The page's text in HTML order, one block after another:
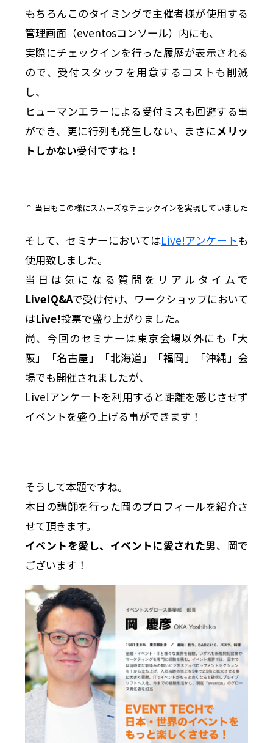
もちろんこのタイミングで主催者様が使用する
管理画面（eventosコンソール）内にも、
実際にチェックインを行った履歴が表示される
ので、受付スタッフを用意するコストも削減
し、
ヒューマンエラーによる受付ミスも回避する事
ができ、更に行列も発生しない、まさにメリッ
トしかない受付ですね！
↑ 当日もこの様にスムーズなチェックインを実現していました
そして、セミナーにおいてはLive!アンケートも
使用致しました。
当日は気になる質問をリアルタイムで
Live!Q&Aで受け付け、ワークショップにおいて
はLive!投票で盛り上がりました。
尚、今回のセミナーは東京会場以外にも「大
阪」「名古屋」「北海道」「福岡」「沖縄」会
場でも開催されましたが、
Live!アンケートを利用すると距離を感じさせず
イベントを盛り上げる事ができます！
そうして本題ですね。
本日の講師を行った岡のプロフィールを紹介さ
せて頂きます。
イベントを愛し、イベントに愛された男、岡で
ございます！